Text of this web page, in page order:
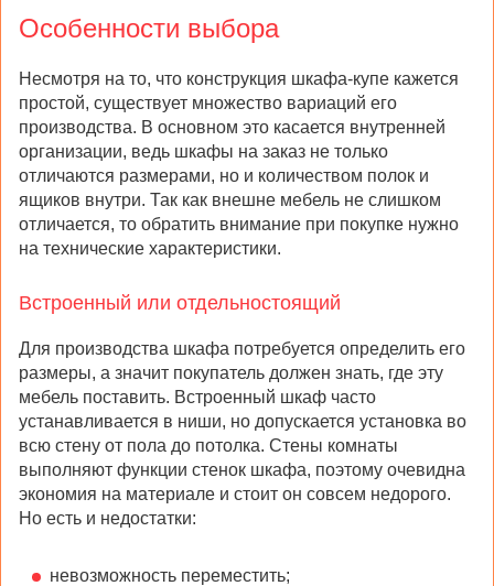
Особенности выбора
Несмотря на то, что конструкция шкафа-купе кажется
простой, существует множество вариаций его
производства. В основном это касается внутренней
организации, ведь шкафы на заказ не только
отличаются размерами, но и количеством полок и
ящиков внутри. Так как внешне мебель не слишком
отличается, то обратить внимание при покупке нужно
на технические характеристики.
Встроенный или отдельностоящий
Для производства шкафа потребуется определить его
размеры, а значит покупатель должен знать, где эту
мебель поставить. Встроенный шкаф часто
устанавливается в ниши, но допускается установка во
всю стену от пола до потолка. Стены комнаты
выполняют функции стенок шкафа, поэтому очевидна
экономия на материале и стоит он совсем недорого.
Но есть и недостатки:
невозможность переместить;